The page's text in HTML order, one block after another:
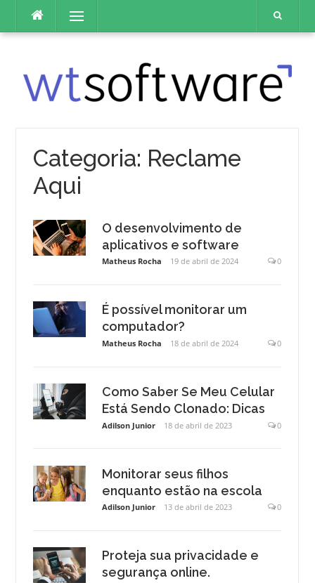
o
Menu
Categoria: Reclame
Aqui
O desenvolvimento de
aplicativos e software
Matheus Rocha 19 de abril de 2024 0
É possível monitorar um
computador?
Matheus Rocha 18 de abril de 2024 0
Como Saber Se Meu Celular
Está Sendo Clonado: Dicas
Adilson Junior 18 de abril de 2023 0
Monitorar seus filhos
enquanto estão na escola
Adilson Junior 13 de abril de 2023 0
Proteja sua privacidade e
segurança online.